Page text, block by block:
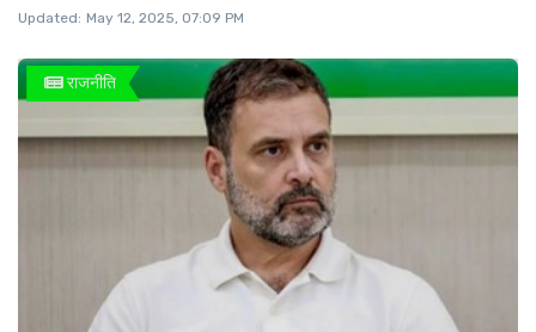
Updated: May 12, 2025, 07:09 PM
राजनीति